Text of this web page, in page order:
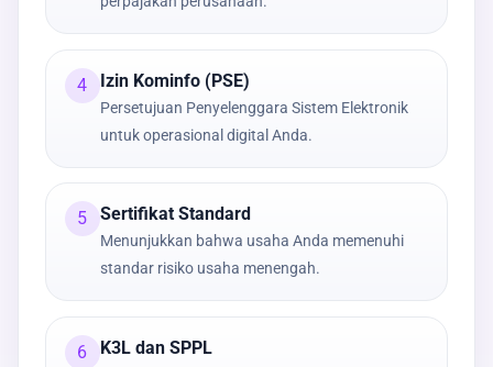
4 Izin Kominfo (PSE)
Persetujuan Penyelenggara Sistem Elektronik
untuk operasional digital Anda.
5 Sertifikat Standard
Menunjukkan bahwa usaha Anda memenuhi
standar risiko usaha menengah.
6 K3L dan SPPL